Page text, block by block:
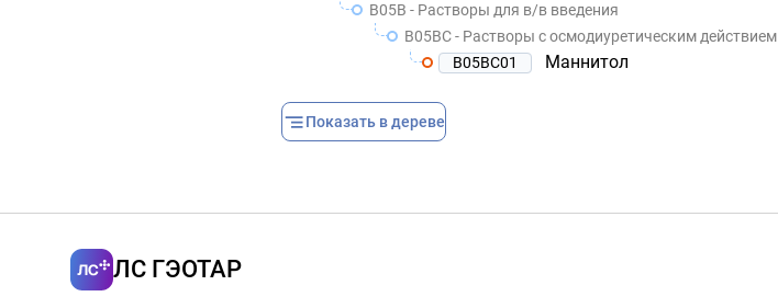
B05B - Растворы для в/в введения
B05BC - Растворы с осмодиуретическим действием
B05BC01
Маннитол
Показать в дереве
ЛС ГЭОТАР